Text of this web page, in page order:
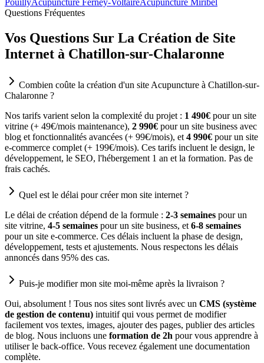
PouillyAcupuncture Ferney-VoltaireAcupuncture Miribel
Questions Fréquentes
Vos Questions Sur La Création de Site
Internet à Chatillon-sur-Chalaronne
Combien coûte la création d'un site Acupuncture à Chatillon-sur-
Chalaronne ?
Nos tarifs varient selon la complexité du projet : 1 490€ pour un site
vitrine (+ 49€/mois maintenance), 2 990€ pour un site business avec
blog et fonctionnalités avancées (+ 99€/mois), et 4 990€ pour un site
e-commerce complet (+ 199€/mois). Ces tarifs incluent le design, le
développement, le SEO, l'hébergement 1 an et la formation. Pas de
frais cachés.
Quel est le délai pour créer mon site internet ?
Le délai de création dépend de la formule : 2-3 semaines pour un
site vitrine, 4-5 semaines pour un site business, et 6-8 semaines
pour un site e-commerce. Ces délais incluent la phase de design,
développement, tests et ajustements. Nous respectons les délais
annoncés dans 95% des cas.
Puis-je modifier mon site moi-même après la livraison ?
Oui, absolument ! Tous nos sites sont livrés avec un CMS (système
de gestion de contenu) intuitif qui vous permet de modifier
facilement vos textes, images, ajouter des pages, publier des articles
de blog. Nous incluons une formation de 2h pour vous apprendre à
utiliser le back-office. Vous recevez également une documentation
complète.